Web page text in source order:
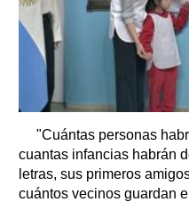
"Cuántas personas
cuantas infancias habrán
letras, sus primeros
cuántos vecinos guardan